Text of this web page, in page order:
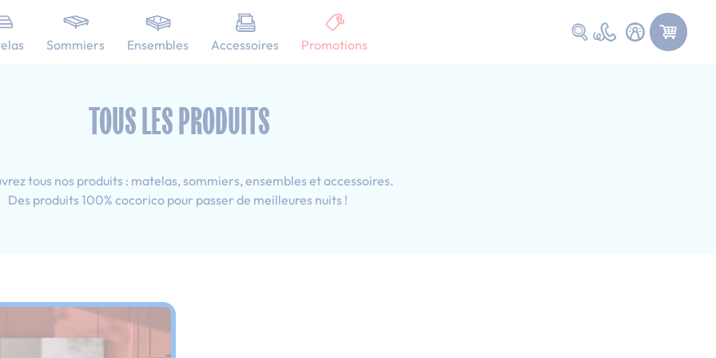
Sommiers Ensembles Accessoires Promotions
Faire une recherche
cm
TOUS LES PRODUITS
tous nos produits : matelas, sommiers, ensembles et accessoires.
Des produits 100% cocorico pour passer de meilleures nuits !